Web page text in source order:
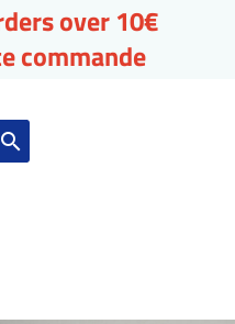
over 10€
commande
search